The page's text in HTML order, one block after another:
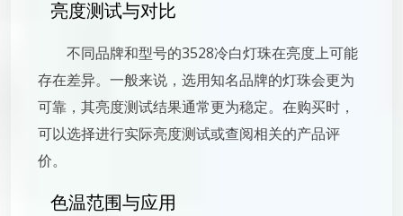
亮度测试与对比
不同品牌和型号的3528冷白灯珠在亮度上可能
存在差异。一般来说，选用知名品牌的灯珠会更为
可靠，其亮度测试结果通常更为稳定。在购买时，
可以选择进行实际亮度测试或查阅相关的产品评
价。
色温范围与应用